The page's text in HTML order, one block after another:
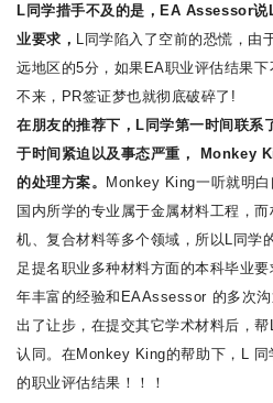
L 同学措手不及的是， EA Assessor说
业要求， L 同学陷入了空前的恐慌，由
远地区的5分，如果 EA职业评估结果下
不来， PR签证梦也就彻底破碎了 !
在朋友的推荐下， L 同学第一时间联系
于时间紧迫以及事态严重，
Monkey
的处理方案。
Monkey King一听就明
国内所学的专业属于金属材料工程，
机、复合材料等多个领域，所以 L 同学
足提名职业多种材料方面的本科毕业
年丰富的经验和 EAAssessor 的多次
出了让步，在提交其它学术材料后，帮
认同。在Monkey King的帮助下， L
的职业评估结果！！！